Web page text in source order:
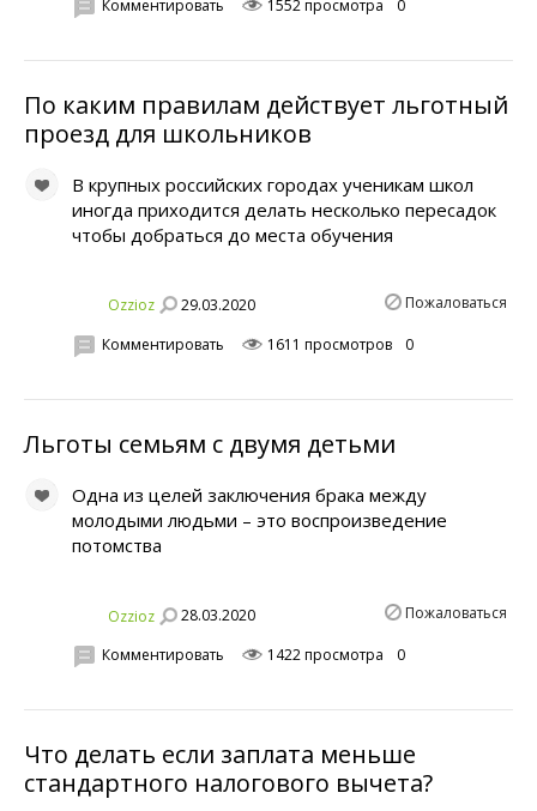
Комментировать 1552 просмотра 0
По каким правилам действует льготный
проезд для школьников
В крупных российских городах ученикам школ
иногда приходится делать несколько пересадок
чтобы добраться до места обучения
Ozzioz 29.03.2020 Пожаловаться
Комментировать 1611 просмотров 0
Льготы семьям с двумя детьми
Одна из целей заключения брака между
молодыми людьми – это воспроизведение
потомства
Ozzioz 28.03.2020 Пожаловаться
Комментировать 1422 просмотра 0
Что делать если заплата меньше
стандартного налогового вычета?